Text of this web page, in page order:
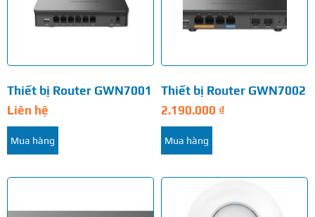
Thiết bị Router GWN7001
Liên hệ
Mua hàng
Thiết bị Router GWN7002
2.190.000 ₫
Mua hàng